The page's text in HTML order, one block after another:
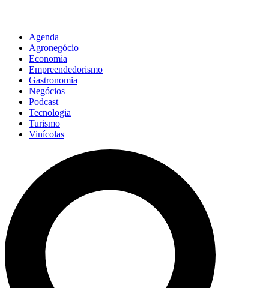
Agenda
Agronegócio
Economia
Empreendedorismo
Gastronomia
Negócios
Podcast
Tecnologia
Turismo
Vinícolas